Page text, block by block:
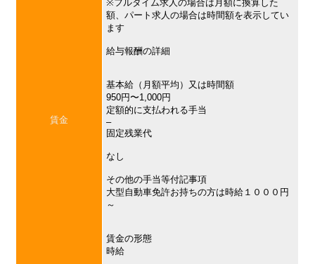
賃金
※フルタイム求人の場合は月額に換算した
額、パート求人の場合は時間額を表示してい
ます
給与報酬の詳細
基本給（月額平均）又は時間額
950円〜1,000円
定額的に支払われる手当
–
固定残業代
なし
その他の手当等付記事項
大型自動車免許お持ちの方は時給１０００円
～
賃金の形態
時給